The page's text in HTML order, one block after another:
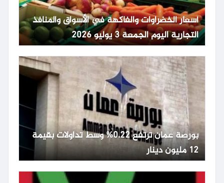
أسعار الخضراوات والفاكهة في الأسواق والمنافذ
التجارية اليوم الجمعة 3 يوليو 2026
بورصة عمان ترتفع 0.22% وسط تداولات بقيمة
12 مليون دينار